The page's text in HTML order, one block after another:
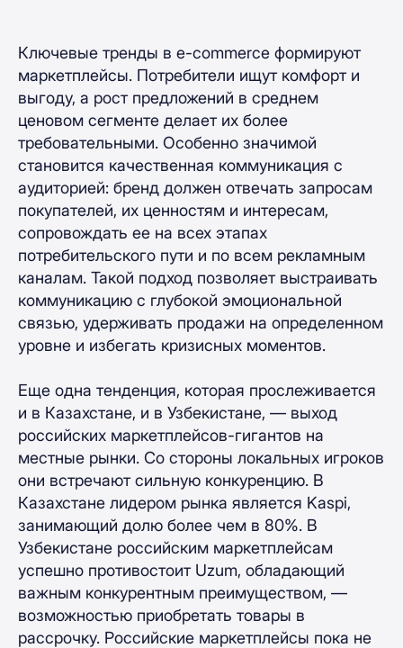
Ключевые тренды в e-commerce формируют
маркетплейсы. Потребители ищут комфорт и
выгоду, а рост предложений в среднем
ценовом сегменте делает их более
требовательными. Особенно значимой
становится качественная коммуникация с
аудиторией: бренд должен отвечать запросам
покупателей, их ценностям и интересам,
сопровождать ее на всех этапах
потребительского пути и по всем рекламным
каналам. Такой подход позволяет выстраивать
коммуникацию с глубокой эмоциональной
связью, удерживать продажи на определенном
уровне и избегать кризисных моментов.
Еще одна тенденция, которая прослеживается
и в Казахстане, и в Узбекистане, — выход
российских маркетплейсов-гигантов на
местные рынки. Со стороны локальных игроков
они встречают сильную конкуренцию. В
Казахстане лидером рынка является Kaspi,
занимающий долю более чем в 80%. В
Узбекистане российским маркетплейсам
успешно противостоит Uzum, обладающий
важным конкурентным преимуществом, —
возможностью приобретать товары в
рассрочку. Российские маркетплейсы пока не